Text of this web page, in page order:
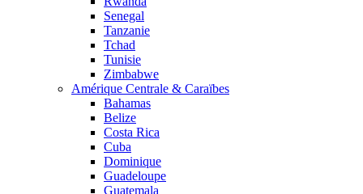
Senegal
Tanzanie
Tchad
Tunisie
Zimbabwe
Amérique Centrale & Caraïbes
Bahamas
Belize
Costa Rica
Cuba
Dominique
Guadeloupe
Guatemala